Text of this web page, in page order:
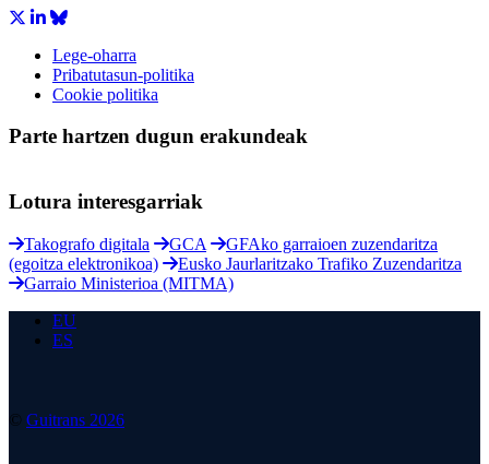
Lege-oharra
Pribatutasun-politika
Cookie politika
Parte hartzen dugun erakundeak
Lotura interesgarriak
Takografo digitala GCA
GFAko garraioen zuzendaritza
(egoitza elektronikoa)
Eusko Jaurlaritzako Trafiko Zuzendaritza
Garraio Ministerioa (MITMA)
EU
ES
© Guitrans 2026